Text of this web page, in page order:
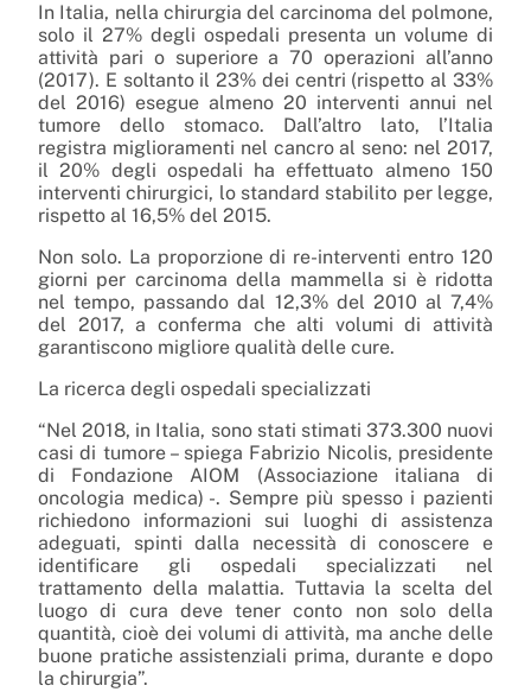
In Italia, nella chirurgia del carcinoma del polmone,
solo il 27% degli ospedali presenta un volume di
attività pari o superiore a 70 operazioni all’anno
(2017). E soltanto il 23% dei centri (rispetto al 33%
del 2016) esegue almeno 20 interventi annui nel
tumore dello stomaco. Dall’altro lato, l’Italia
registra miglioramenti nel cancro al seno: nel 2017,
il 20% degli ospedali ha effettuato almeno 150
interventi chirurgici, lo standard stabilito per legge,
rispetto al 16,5% del 2015.
Non solo. La proporzione di re-interventi entro 120
giorni per carcinoma della mammella si è ridotta
nel tempo, passando dal 12,3% del 2010 al 7,4%
del 2017, a conferma che alti volumi di attività
garantiscono migliore qualità delle cure.
La ricerca degli ospedali specializzati
“Nel 2018, in Italia, sono stati stimati 373.300 nuovi
casi di tumore – spiega Fabrizio Nicolis, presidente
di Fondazione AIOM (Associazione italiana di
oncologia medica) -. Sempre più spesso i pazienti
richiedono informazioni sui luoghi di assistenza
adeguati, spinti dalla necessità di conoscere e
identificare gli ospedali specializzati nel
trattamento della malattia. Tuttavia la scelta del
luogo di cura deve tener conto non solo della
quantità, cioè dei volumi di attività, ma anche delle
buone pratiche assistenziali prima, durante e dopo
la chirurgia”.